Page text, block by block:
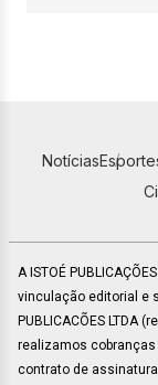
Notícias
A ISTOÉ
vinculação editorial e
PUBLICACÕES LTDA
realizamos
contrato de